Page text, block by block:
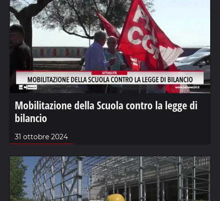
Mobilitazione della Scuola contro la legge di
bilancio
31 ottobre 2024